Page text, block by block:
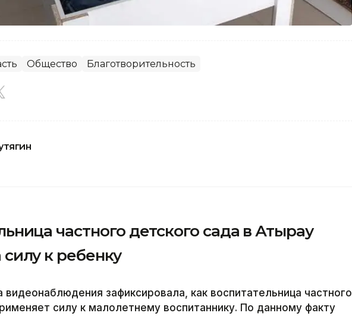
Общество Благотворительность
частного детского сада в Атырау
к ребенку
зафиксировала, как воспитательница частного
силу к малолетнему воспитаннику. По данному факту